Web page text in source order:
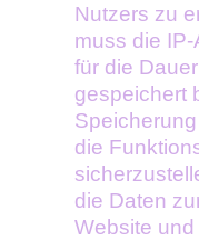
Nutzers zu
muss die
für die
gespeichert
die
die Daten
Website